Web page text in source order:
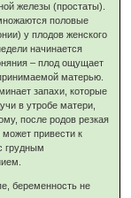
железы (простаты).
половые
у плодов женского
начинается
– плод ощущает
матерью.
запахи, которые
в утробе матери,
после родов резкая
привести к
грудным
беременность не